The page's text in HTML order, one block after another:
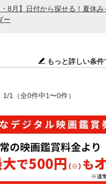
・8月】日付から探せる！夏休
ー
もっと詳しい条
1/1 （全0件中1〜0件）